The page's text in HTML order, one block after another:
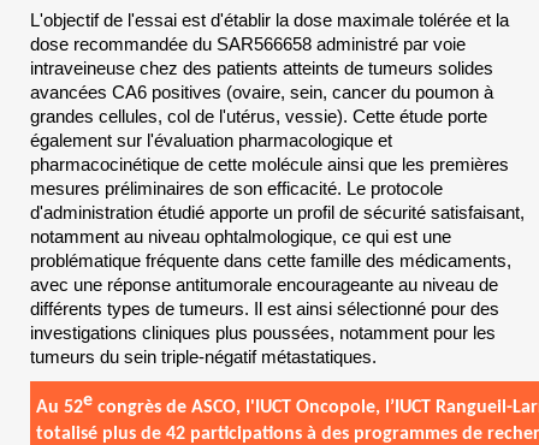
L'objectif de l'essai est d'établir la dose maximale tolérée et la
dose recommandée du SAR566658 administré par voie
intraveineuse chez des patients atteints de tumeurs solides
avancées CA6 positives (ovaire, sein, cancer du poumon à
grandes cellules, col de l'utérus, vessie). Cette étude porte
également sur l'évaluation pharmacologique et
pharmacocinétique de cette molécule ainsi que les premières
mesures préliminaires de son efficacité. Le protocole
d'administration étudié apporte un profil de sécurité satisfaisant,
notamment au niveau ophtalmologique, ce qui est une
problématique fréquente dans cette famille des médicaments,
avec une réponse antitumorale encourageante au niveau de
différents types de tumeurs. Il est ainsi sélectionné pour des
investigations cliniques plus poussées, notamment pour les
tumeurs du sein triple-négatif métastatiques.
Au 52e congrès de ASCO, l'IUCT Oncopole, l’IUCT Rangueil -
totalisé plus de 42 participations à des programmes de